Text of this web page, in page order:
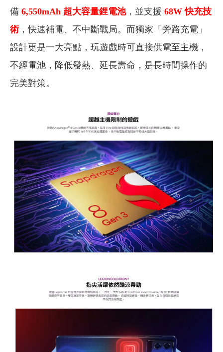
備 6,550mAh 超大容量鋰電池，並支援 68W快充技
術，快速補電、不中斷戰局。而獨家「旁路充電」
設計更是一大亮點，玩遊戲時可直接供電至主機，
不經電池，降低發熱、延長壽命，是長時間操作的
完美對策。